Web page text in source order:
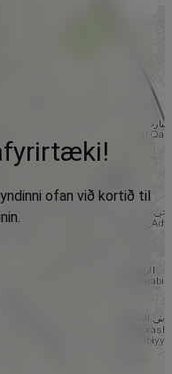
ofan við kortið til